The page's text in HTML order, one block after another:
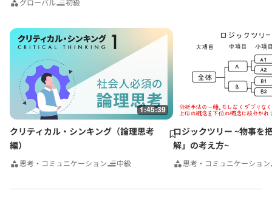
グローバル 初級
1:45:39
クリティカル・シンキング（論理思考
編）
思考・コミュニケーション 中級
ロジックツリー ~物事を
解」の考え方~
思考・コミュニケーション